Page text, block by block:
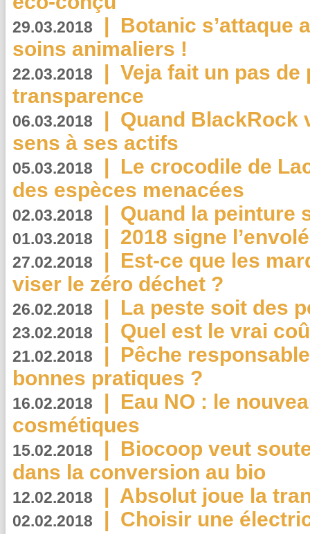
29.03.2018 | Botanic s’attaque
soins animaliers !
22.03.2018 | Veja fait un pas de
transparence
06.03.2018 | Quand BlackRock
sens à ses actifs
05.03.2018 | Le crocodile de
des espèces menacées
02.03.2018 | Quand la peinture
01.03.2018 | 2018 signe
27.02.2018 | Est-ce que les
viser le zéro déchet ?
26.02.2018 | La peste soit des
23.02.2018 | Quel est le vrai
21.02.2018 | Pêche
bonnes pratiques ?
16.02.2018 | Eau NO : le
cosmétiques
15.02.2018 | Biocoop veut
dans la conversion au bio
12.02.2018 | Absolut joue la
02.02.2018 | Choisir une